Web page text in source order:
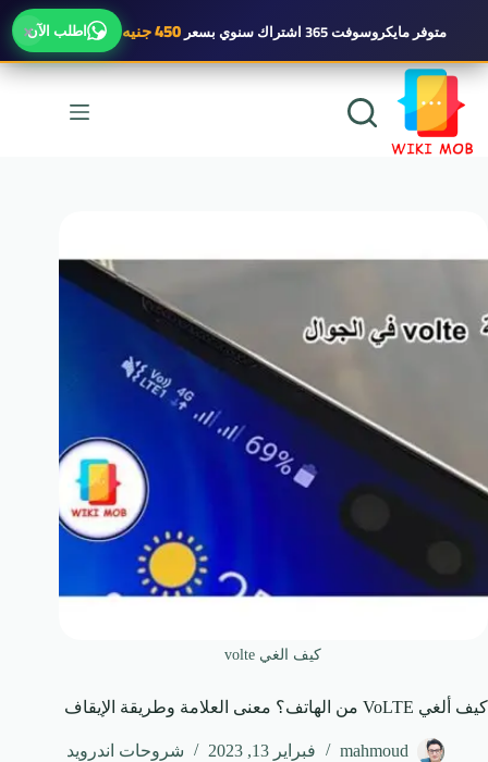
× متوفرمايكروسوفت 365 اشتراك سنوي بسعر450 جنيه اطلب الآن
التجاوز
المحتوى
كيف الغي volte
كيف ألغي VoLTE من الهاتف؟ معنى العلامة وطريقة الإيقاف
mahmoud فبراير 13, 2023 شروحات اندرويد